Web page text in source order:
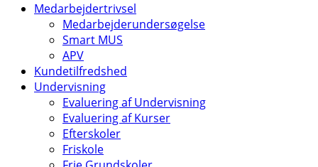
Medarbejdertrivsel
Medarbejderundersøgelse
Smart MUS
APV
Kundetilfredshed
Undervisning
Evaluering af Undervisning
Evaluering af Kurser
Efterskoler
Friskole